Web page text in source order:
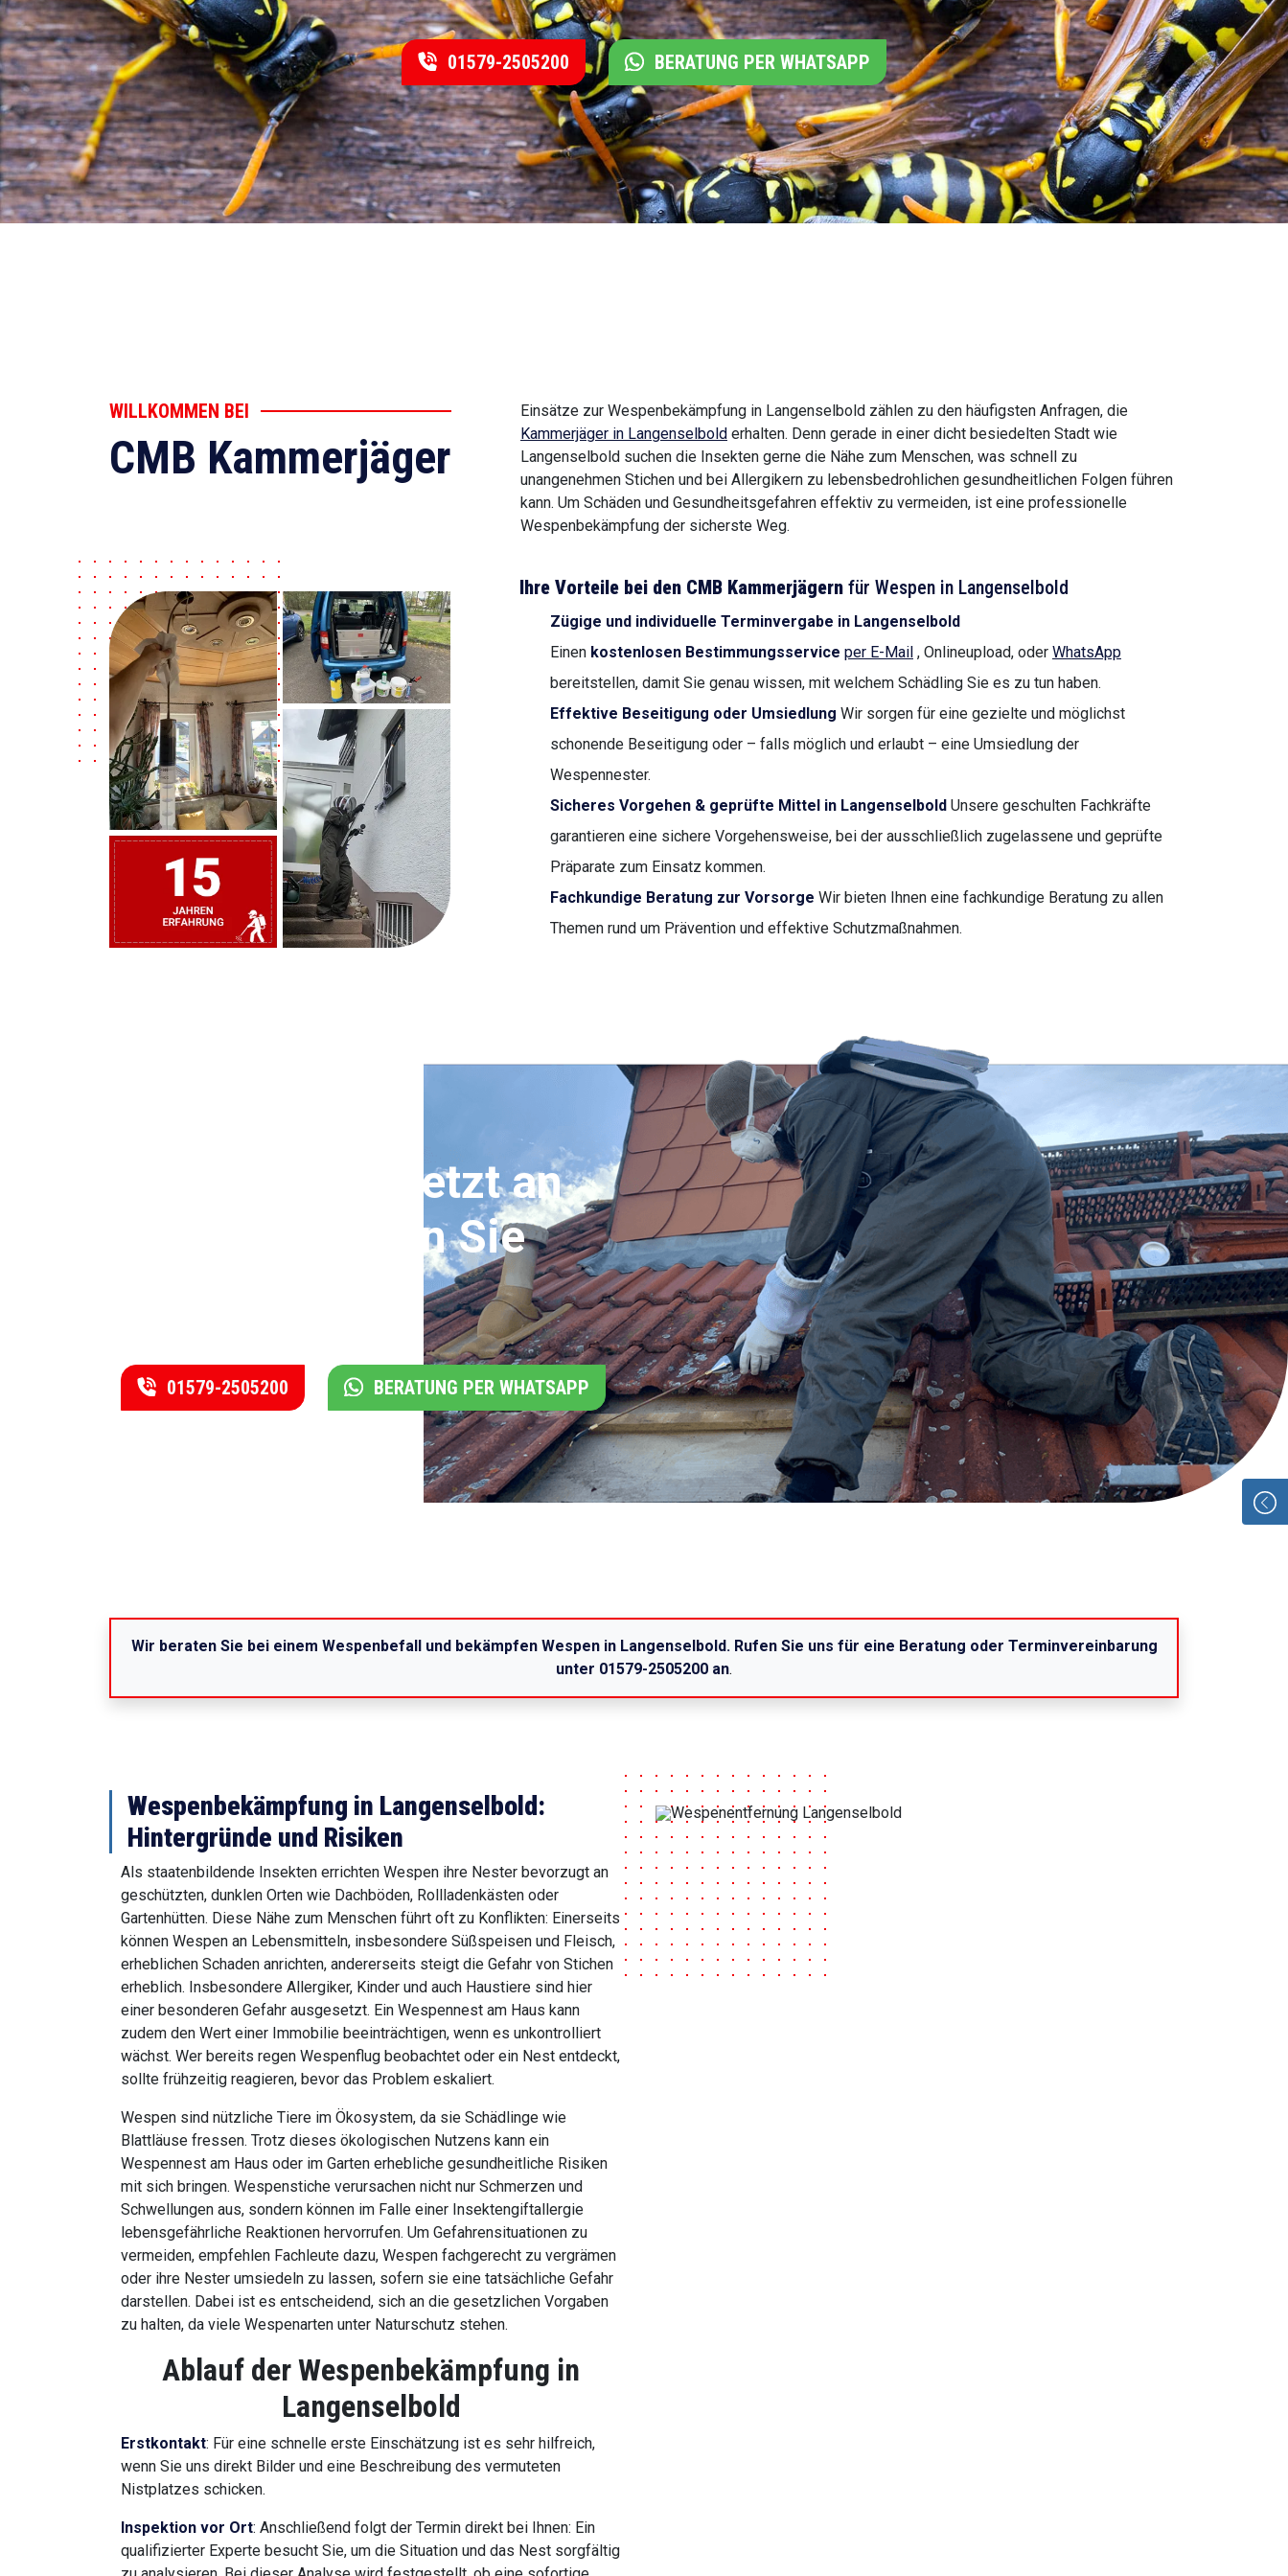
01579-2505200 BERATUNG PER WHATSAPP
WILLKOMMEN BEI
CMB Kammerjäger
Einsätze zur Wespenbekämpfung in Langenselbold zählen zu den häufigsten Anfragen, die
Kammerjäger in Langenselbold erhalten. Denn gerade in einer dicht besiedelten Stadt wie
Langenselbold suchen die Insekten gerne die Nähe zum Menschen, was schnell zu
unangenehmen Stichen und bei Allergikern zu lebensbedrohlichen gesundheitlichen Folgen führen
kann. Um Schäden und Gesundheitsgefahren effektiv zu vermeiden, ist eine professionelle
Wespenbekämpfung der sicherste Weg.
Ihre Vorteile bei den CMB Kammerjägern für Wespen in Langenselbold
Zügige und individuelle Terminvergabe in Langenselbold
Einen kostenlosen Bestimmungsservice per E-Mail , Onlineupload, oder WhatsApp
bereitstellen, damit Sie genau wissen, mit welchem Schädling Sie es zu tun haben.
Effektive Beseitigung oder Umsiedlung Wir sorgen für eine gezielte und möglichst
schonende Beseitigung oder – falls möglich und erlaubt – eine Umsiedlung der
Wespennester.
Sicheres Vorgehen & geprüfte Mittel in Langenselbold Unsere geschulten Fachkräfte
garantieren eine sichere Vorgehensweise, bei der ausschließlich zugelassene und geprüfte
Präparate zum Einsatz kommen.
Fachkundige Beratung zur Vorsorge Wir bieten Ihnen eine fachkundige Beratung zu allen
Themen rund um Prävention und effektive Schutzmaßnahmen.
Rufen Sie uns jetzt an
und vereinbaren Sie
01579-2505200 BERATUNG PER WHATSAPP
Wir beraten Sie bei einem Wespenbefall und bekämpfen Wespen in Langenselbold. Rufen Sie uns für eine Beratung oder Terminvereinbarung
unter 01579-2505200 an.
Wespenbekämpfung in Langenselbold:
Hintergründe und Risiken
Als staatenbildende Insekten errichten Wespen ihre Nester bevorzugt an
geschützten, dunklen Orten wie Dachböden, Rollladenkästen oder
Gartenhütten. Diese Nähe zum Menschen führt oft zu Konflikten: Einerseits
können Wespen an Lebensmitteln, insbesondere Süßspeisen und Fleisch,
erheblichen Schaden anrichten, andererseits steigt die Gefahr von Stichen
erheblich. Insbesondere Allergiker, Kinder und auch Haustiere sind hier
einer besonderen Gefahr ausgesetzt. Ein Wespennest am Haus kann
zudem den Wert einer Immobilie beeinträchtigen, wenn es unkontrolliert
wächst. Wer bereits regen Wespenflug beobachtet oder ein Nest entdeckt,
sollte frühzeitig reagieren, bevor das Problem eskaliert.
Wespen sind nützliche Tiere im Ökosystem, da sie Schädlinge wie
Blattläuse fressen. Trotz dieses ökologischen Nutzens kann ein
Wespennest am Haus oder im Garten erhebliche gesundheitliche Risiken
mit sich bringen. Wespenstiche verursachen nicht nur Schmerzen und
Schwellungen aus, sondern können im Falle einer Insektengiftallergie
lebensgefährliche Reaktionen hervorrufen. Um Gefahrensituationen zu
vermeiden, empfehlen Fachleute dazu, Wespen fachgerecht zu vergrämen
oder ihre Nester umsiedeln zu lassen, sofern sie eine tatsächliche Gefahr
darstellen. Dabei ist es entscheidend, sich an die gesetzlichen Vorgaben
zu halten, da viele Wespenarten unter Naturschutz stehen.
Ablauf der Wespenbekämpfung in
Langenselbold
Erstkontakt: Für eine schnelle erste Einschätzung ist es sehr hilfreich,
wenn Sie uns direkt Bilder und eine Beschreibung des vermuteten
Nistplatzes schicken.
Inspektion vor Ort: Anschließend folgt der Termin direkt bei Ihnen: Ein
qualifizierter Experte besucht Sie, um die Situation und das Nest sorgfältig